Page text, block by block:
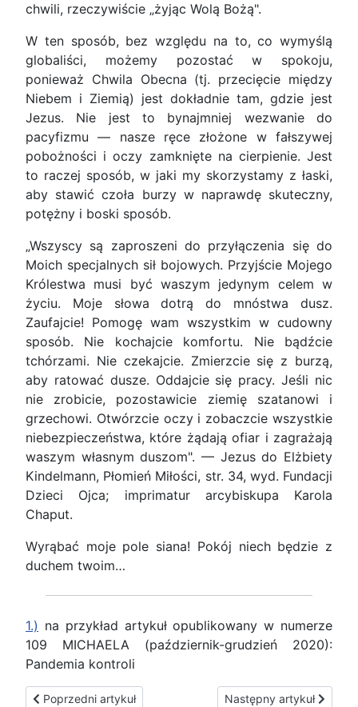
chwili, rzeczywiście „żyjąc Wolą Bożą".
W ten sposób, bez względu na to, co wymyślą
globaliści, możemy pozostać w spokoju,
ponieważ Chwila Obecna (tj. przecięcie między
Niebem i Ziemią) jest dokładnie tam, gdzie jest
Jezus. Nie jest to bynajmniej wezwanie do
pacyfizmu — nasze ręce złożone w fałszywej
pobożności i oczy zamknięte na cierpienie. Jest
to raczej sposób, w jaki my skorzystamy z łaski,
aby stawić czoła burzy w naprawdę skuteczny,
potężny i boski sposób.
„Wszyscy są zaproszeni do przyłączenia się do
Moich specjalnych sił bojowych. Przyjście Mojego
Królestwa musi być waszym jedynym celem w
życiu. Moje słowa dotrą do mnóstwa dusz.
Zaufajcie! Pomogę wam wszystkim w cudowny
sposób. Nie kochajcie komfortu. Nie bądźcie
tchórzami. Nie czekajcie. Zmierzcie się z burzą,
aby ratować dusze. Oddajcie się pracy. Jeśli nic
nie zrobicie, pozostawicie ziemię szatanowi i
grzechowi. Otwórzcie oczy i zobaczcie wszystkie
niebezpieczeństwa, które żądają ofiar i zagrażają
waszym własnym duszom". — Jezus do Elżbiety
Kindelmann, Płomień Miłości, str. 34, wyd. Fundacji
Dzieci Ojca; imprimatur arcybiskupa Karola
Chaput.
Wyrąbać moje pole siana! Pokój niech będzie z
duchem twoim…
1.) na przykład artykuł opublikowany w numerze
109 MICHAELA (październik-grudzień 2020):
Pandemia kontroli
Poprzedni artykuł: Stan wojenny w Polsce 13 grudnia 1981 r.
Poprzedni artykuł Następny artykuł: Wola
Następny artykuł